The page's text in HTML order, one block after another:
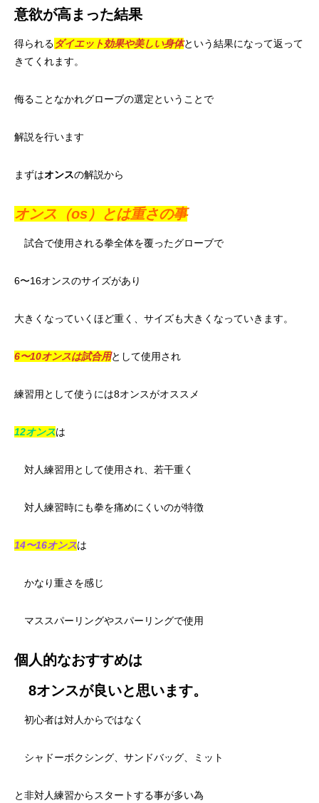
意欲が高まった結果
得られるダイエット効果や美しい身体という結果になって返って
きてくれます。
侮ることなかれグローブの選定ということで
解説を行います
まずはオンスの解説から
オンス（os）とは重さの事
試合で使用される拳全体を覆ったグローブで
6〜16オンスのサイズがあり
大きくなっていくほど重く、サイズも大きくなっていきます。
6〜10オンスは試合用として使用され
練習用として使うには8オンスがオススメ
12オンスは
対人練習用として使用され、若干重く
対人練習時にも拳を痛めにくいのが特徴
14〜16オンスは
かなり重さを感じ
マススパーリングやスパーリングで使用
個人的なおすすめは
8オンスが良いと思います。
初心者は対人からではなく
シャドーボクシング、サンドバッグ、ミット
と非対人練習からスタートする事が多い為